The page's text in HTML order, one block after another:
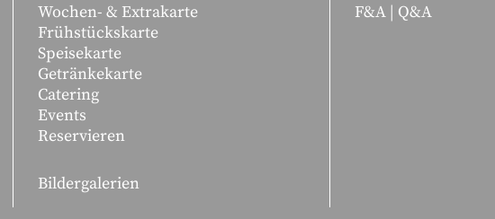
Wochen- & Extrakarte
Frühstückskarte
Speisekarte
Getränkekarte
Catering
Events
Reservieren
Bildergalerien
F&A | Q&A